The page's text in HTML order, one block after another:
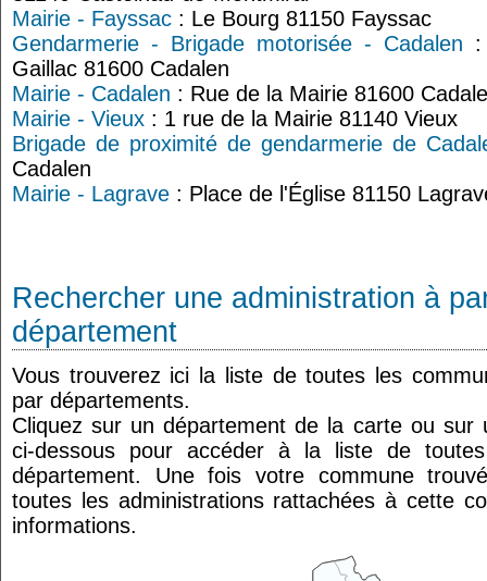
Mairie - Fayssac : Le Bourg 81150 Fayssac
Gendarmerie - Brigade motorisée - Cadalen :
Gaillac 81600 Cadalen
Mairie - Cadalen : Rue de la Mairie 81600
Mairie - Vieux : 1 rue de la Mairie 81140 Vieux
Brigade de proximité de gendarmerie de
Cadalen
Mairie - Lagrave : Place de l'Église 81150
Rechercher une administration à
département
Vous trouverez ici la liste de toutes les
par départements.
Cliquez sur un département de la carte ou sur
ci-dessous pour accéder à la liste de
département. Une fois votre commune
toutes les administrations rattachées à cette
informations.